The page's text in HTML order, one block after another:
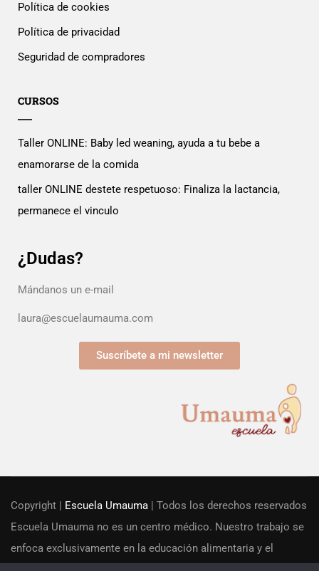
Política de cookies
Política de privacidad
Seguridad de compradores
CURSOS
Taller ONLINE: Baby led weaning, ayuda a tu bebe a
enamorarse de la comida
taller ONLINE destete respetuoso: Finaliza la lactancia,
permanece el vinculo
¿Dudas?
Mándanos un e-mail
laura@escuelaumauma.com
Suscríbete a mi newsletter
Copyright | Escuela Umauma | Todos los derechos reservados
Escuela Umauma no es un centro médico. Nuestro trabajo se
enfoca exclusivamente en la educación alimentaria y el